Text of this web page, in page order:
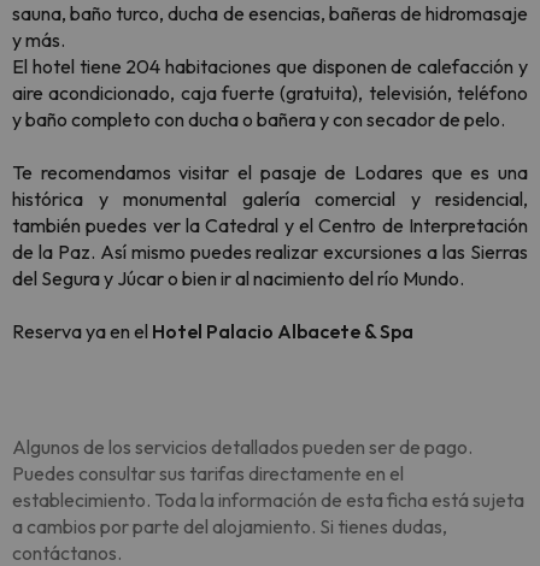
sauna, baño turco, ducha de esencias, bañeras de hidromasaje
y más.
El hotel tiene 204 habitaciones que disponen de calefacción y
aire acondicionado, caja fuerte (gratuita), televisión, teléfono
y baño completo con ducha o bañera y con secador de pelo.
Te recomendamos visitar el pasaje de Lodares que es una
histórica y monumental galería comercial y residencial,
también puedes ver la Catedral y el Centro de Interpretación
de la Paz. Así mismo puedes realizar excursiones a las Sierras
del Segura y Júcar o bien ir al nacimiento del río Mundo.
Reserva ya en el Hotel Palacio Albacete & Spa
Algunos de los servicios detallados pueden ser de pago.
Puedes consultar sus tarifas directamente en el
establecimiento. Toda la información de esta ficha está sujeta
a cambios por parte del alojamiento. Si tienes dudas,
contáctanos.